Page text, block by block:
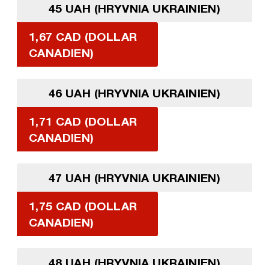
45 UAH (HRYVNIA UKRAINIEN)
1,67 CAD (DOLLAR
CANADIEN)
46 UAH (HRYVNIA UKRAINIEN)
1,71 CAD (DOLLAR
CANADIEN)
47 UAH (HRYVNIA UKRAINIEN)
1,75 CAD (DOLLAR
CANADIEN)
48 UAH (HRYVNIA UKRAINIEN)